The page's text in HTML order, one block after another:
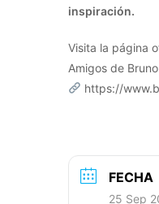
inspiración.
Visita la página
Amigos de
https://
FECHA
25 Sep